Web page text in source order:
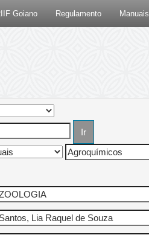
Goiano Regulamento Manuais